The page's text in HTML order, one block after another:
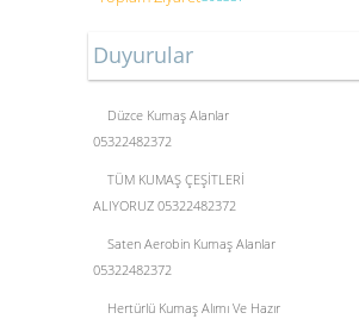
Duyurular
Düzce Kumaş Alanlar
05322482372
TÜM KUMAŞ ÇEŞİTLERİ
ALIYORUZ 05322482372
Saten Aerobin Kumaş Alanlar
05322482372
Hertürlü Kumaş Alımı Ve Hazır